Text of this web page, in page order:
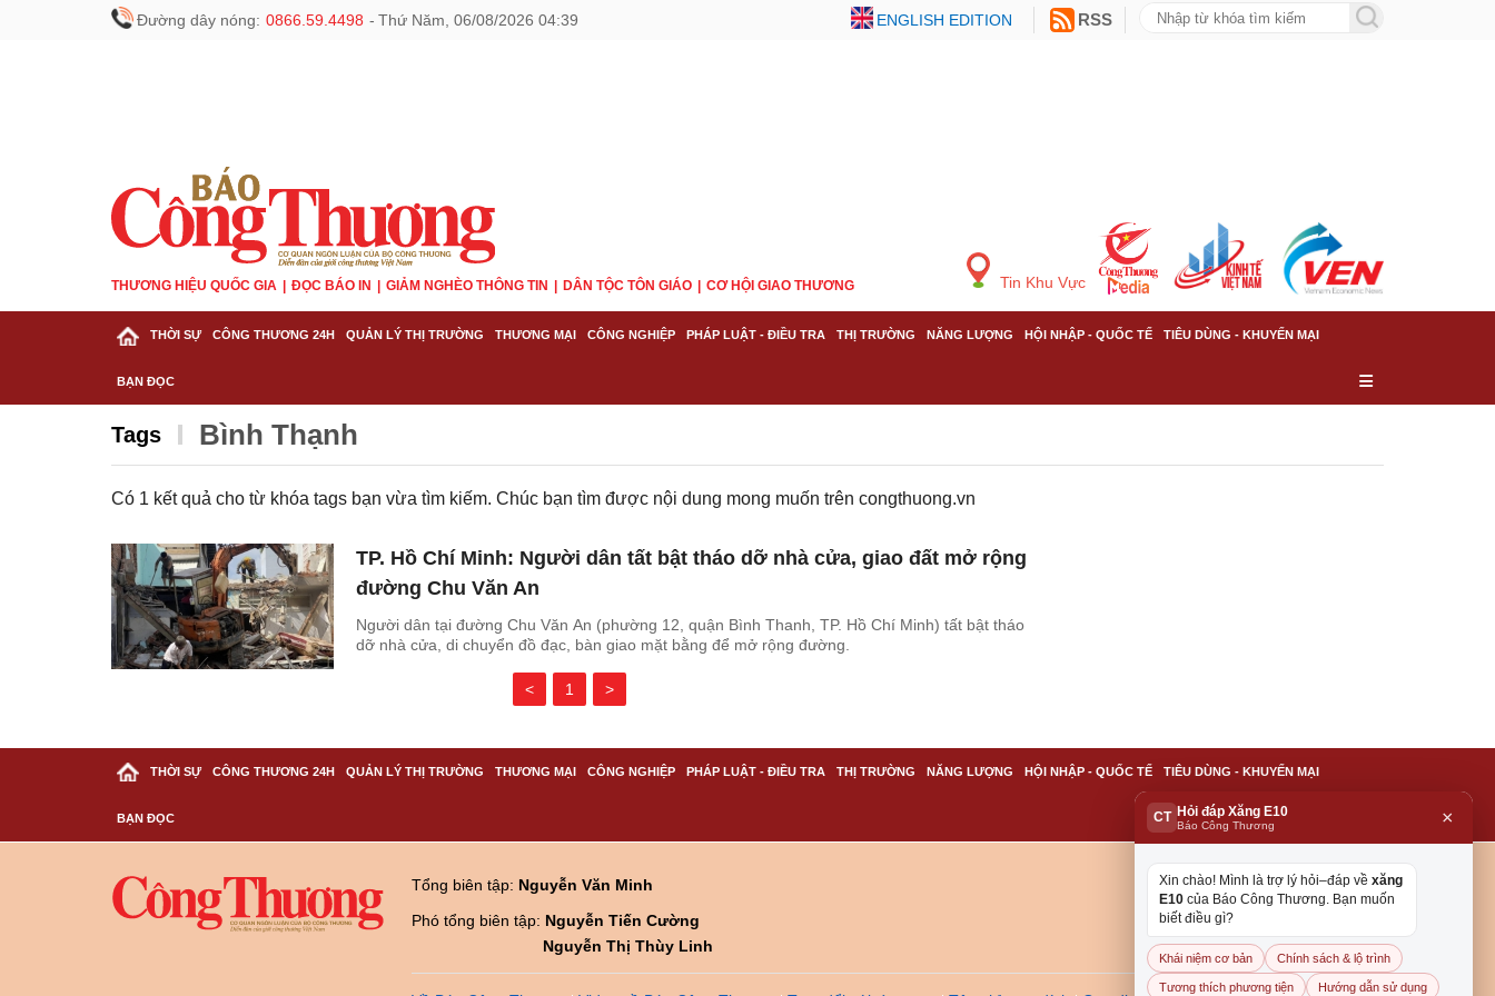
Đường dây nóng: 0866.59.4498 - Thứ Năm, 06/08/2026 04:39 RSS
ENGLISH EDITION
THƯƠNG HIỆU QUỐC GIA ĐỌC BÁO IN GIẢM NGHÈO THÔNG TIN DÂN TỘC TÔN GIÁO CƠ HỘI GIAO THƯƠNG Tin Khu Vực
THỜI SỰ CÔNG THƯƠNG 24H QUẢN LÝ THỊ TRƯỜNG THƯƠNG MẠI CÔNG NGHIỆP PHÁP LUẬT - ĐIỀU TRA THỊ TRƯỜNG NĂNG LƯỢNG HỘI NHẬP - QUỐC TẾ TIÊU DÙNG - KHUYẾN MẠI
BẠN ĐỌC
Tags Bình Thạnh
Có 1 kết quả cho từ khóa tags bạn vừa tìm kiếm. Chúc bạn tìm được nội dung mong muốn trên congthuong.vn
TP. Hồ Chí Minh: Người dân tất bật tháo dỡ nhà cửa, giao đất mở rộng
đường Chu Văn An
Người dân tại đường Chu Văn An (phường 12, quận Bình Thanh, TP. Hồ Chí Minh) tất bật tháo
dỡ nhà cửa, di chuyển đồ đạc, bàn giao mặt bằng để mở rộng đường.
< 1 >
THỜI SỰ CÔNG THƯƠNG 24H QUẢN LÝ THỊ TRƯỜNG THƯƠNG MẠI CÔNG NGHIỆP PHÁP LUẬT - ĐIỀU TRA THỊ TRƯỜNG NĂNG LƯỢNG HỘI NHẬP - QUỐC TẾ TIÊU DÙNG - KHUYẾN MẠI
BẠN ĐỌC
Tổng biên tập: Nguyễn Văn Minh
Phó tổng biên tập: Nguyễn Tiến Cường
Nguyễn Thị Thùy Linh
CT Hỏi đáp Xăng E10
Báo Công Thương ×
Xin chào! Mình là trợ lý hỏi–đáp về xăng
E10 của Báo Công Thương. Bạn muốn
biết điều gì?
Khái niệm cơ bản Chính sách & lộ trình
Tương thích phương tiện Hướng dẫn sử dụng